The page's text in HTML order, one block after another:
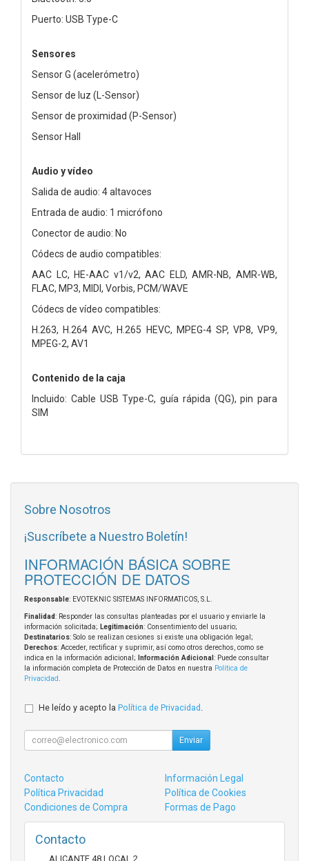
Puerto: USB Type-C
Sensores
Sensor G (acelerómetro)
Sensor de luz (L-Sensor)
Sensor de proximidad (P-Sensor)
Sensor Hall
Audio y vídeo
Salida de audio: 4 altavoces
Entrada de audio: 1 micrófono
Conector de audio: No
Códecs de audio compatibles:
AAC LC, HE-AAC v1/v2, AAC ELD, AMR-NB, AMR-WB,
FLAC, MP3, MIDI, Vorbis, PCM/WAVE
Códecs de vídeo compatibles:
H.263, H.264 AVC, H.265 HEVC, MPEG-4 SP, VP8, VP9,
MPEG-2, AV1
Contenido de la caja
Incluido: Cable USB Type-C, guía rápida (QG), pin para
SIM
Sobre Nosotros
¡Suscríbete a Nuestro Boletín!
INFORMACIÓN BÁSICA SOBRE
PROTECCIÓN DE DATOS
Responsable: EVOTEKNIC SISTEMAS INFORMATICOS, S.L.
Finalidad: Responder las consultas planteadas por el usuario y enviarle la
información solicitada; Legitimación: Consentimiento del usuario;
Destinatarios: Solo se realizan cesiones si existe una obligación legal;
Derechos: Acceder, rectificar y suprimir, así como otros derechos, como se
indica en la información adicional;
Información Adicional : Puede consultar
la información completa de Protección de Datos en nuestra Política de
Privacidad
He leído y acepto la Política de Privacidad
Enviar
Contacto
Información Legal
Política Privacidad
Política de Cookies
Condiciones de Compra
Formas de Pago
Contacto
ALICANTE 48 LOCAL 2